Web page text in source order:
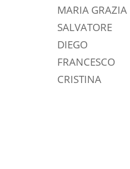
MARIA GRAZIA
SALVATORE
DIEGO
FRANCESCO
CRISTINA